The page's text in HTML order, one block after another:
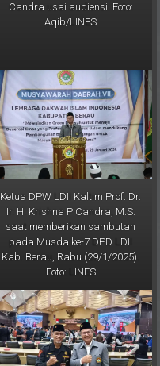
Candra usai audiensi. Foto:
Aqib/LINES
Ketua DPW LDII Kaltim Prof. Dr.
Ir. H. Krishna P Candra, M.S.
saat memberikan sambutan
pada Musda ke-7 DPD LDII
Kab. Berau, Rabu (29/1/2025).
Foto: LINES